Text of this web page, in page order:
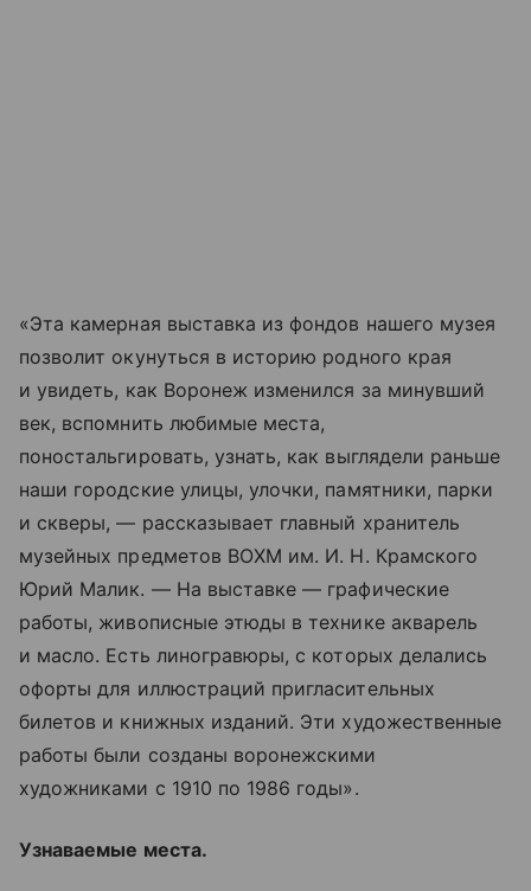
«Эта камерная выставка из фондов нашего музея
позволит окунуться в историю родного края
и увидеть, как Воронеж изменился за минувший
век, вспомнить любимые места,
поностальгировать, узнать, как выглядели раньше
наши городские улицы, улочки, памятники, парки
и скверы, — рассказывает главный хранитель
музейных предметов ВОХМ им. И. Н. Крамского
Юрий Малик. — На выставке — графические
работы, живописные этюды в технике акварель
и масло. Есть линогравюры, с которых делались
офорты для иллюстраций пригласительных
билетов и книжных изданий. Эти художественные
работы были созданы воронежскими
художниками с 1910 по 1986 годы».
Узнаваемые места.